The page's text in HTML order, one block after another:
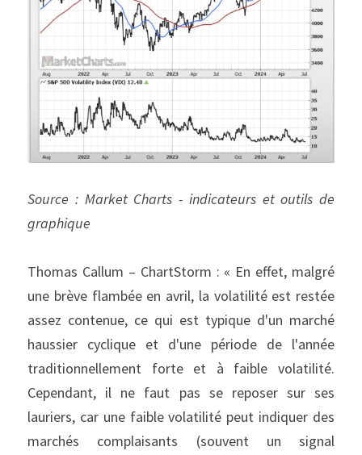
Source : Market Charts - indicateurs et outils de
graphique
Thomas Callum – ChartStorm : « En effet, malgré
une brève flambée en avril, la volatilité est restée
assez contenue, ce qui est typique d'un marché
haussier cyclique et d'une période de l'année
traditionnellement forte et à faible volatilité.
Cependant, il ne faut pas se reposer sur ses
lauriers, car une faible volatilité peut indiquer des
marchés complaisants (souvent un signal